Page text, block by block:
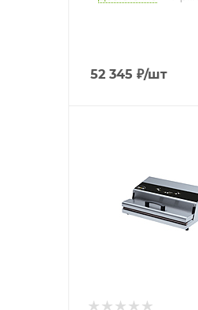
52 345 ₽/шт
длина планки -
420 мм; 220 В